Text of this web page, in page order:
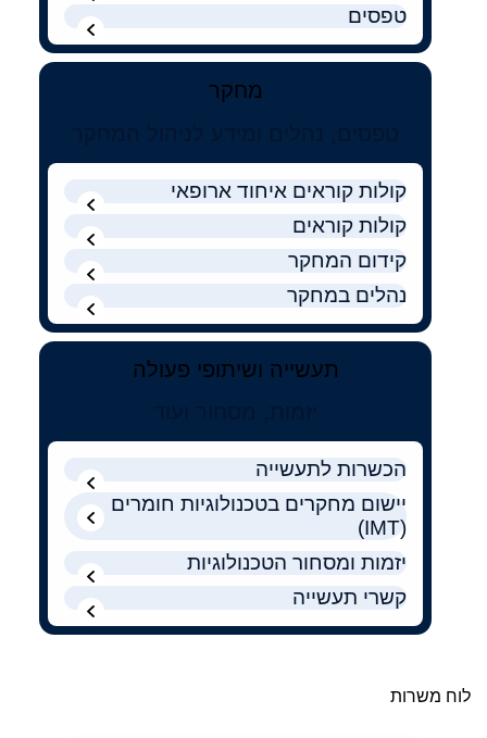
אודות ושירותים
English
טפסים
מחקר
קולות קוראים איחוד ארופאי
קולות קוראים
קידום המחקר
נהלים במחקר
תעשייה ושיתופי פעולה
הכשרות לתעשייה
יישום מחקרים בטכנולוגיות חומרים
(IMT)
יזמות ומסחור הטכנולוגיות
קשרי תעשייה
לוח משרות